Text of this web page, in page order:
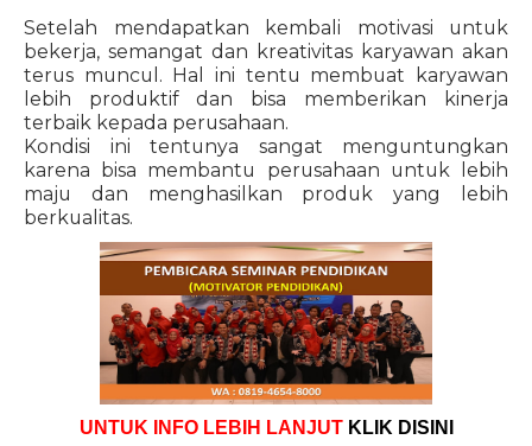
Setelah mendapatkan kembali motivasi untuk
bekerja, semangat dan kreativitas karyawan akan
terus muncul. Hal ini tentu membuat karyawan
lebih produktif dan bisa memberikan kinerja
terbaik kepada perusahaan.
Kondisi ini tentunya sangat menguntungkan
karena bisa membantu perusahaan untuk lebih
maju dan menghasilkan produk yang lebih
berkualitas.
UNTUK INFO LEBIH LANJUT KLIK DISINI